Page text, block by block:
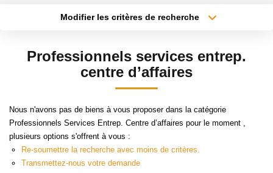
NOS AGENCES
Qui Sommes Nous
Nos Actualités
Modifier les critères de recherche
Type de bien
Surface min
Créer une alerte
Professionnels services entrep.
centre d’affaires
Nous n'avons pas de biens à vous proposer dans la catégorie
Professionnels Services Entrep. Centre d’affaires pour le moment ,
plusieurs options s'offrent à vous :
Re-soumettre la recherche avec moins de critères.
Transmettez-nous votre demande